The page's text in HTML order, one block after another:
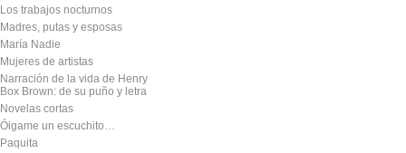
Los trabajos nocturnos
Madres, putas y esposas
María Nadie
Mujeres de artistas
Narración de la vida de Henry
Box Brown: de su puño y letra
Novelas cortas
Óigame un escuchito…
Paquita